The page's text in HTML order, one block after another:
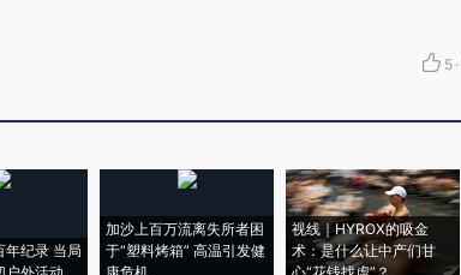
5 ·
年纪录 当局
加沙上百万流离失所者困
于“塑料烤箱” 高温引发健
视线｜HYROX的吸金
术：是什么让中产们甘